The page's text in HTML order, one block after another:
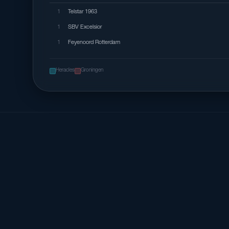
1 Telstar 1963
1 SBV Excelsior
1 Feyenoord Rotterdam
Heracles Groningen